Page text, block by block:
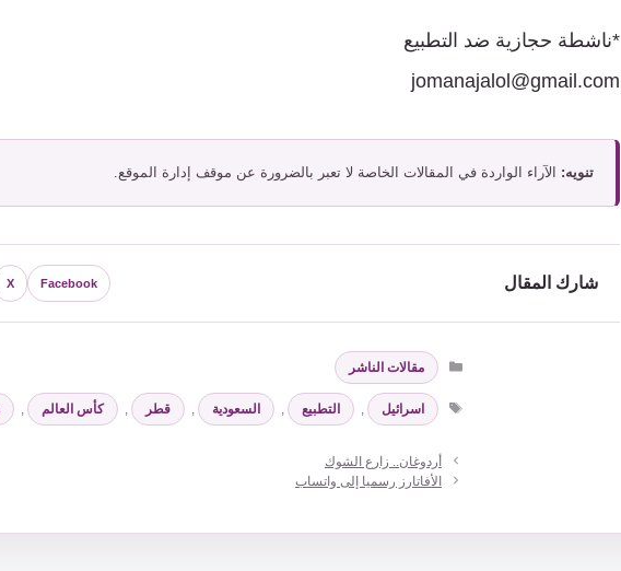
*ناشطة حجازية ضد التطبيع
jomanajalol@gmail.com
تنويه: الآراء الواردة في المقالات الخاصة لا تعبر بالضرورة عن موقف إدارة الموقع.
شارك المقال Facebook
X
التصنيفات
مقالات الناشر
الوسوم
اسرائيل التطبيع السعودية قطر كأس العالم
أردوغان.. زارع الشوك
الأفاتارز رسميا إلى واتساب